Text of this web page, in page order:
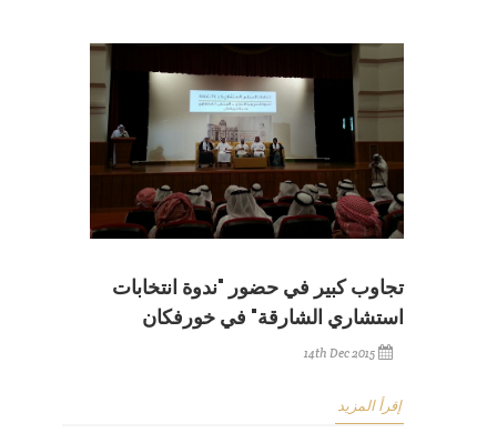
تجاوب كبير في حضور "ندوة انتخابات
استشاري الشارقة" في خورفكان
14th Dec 2015
إقرأ المزيد